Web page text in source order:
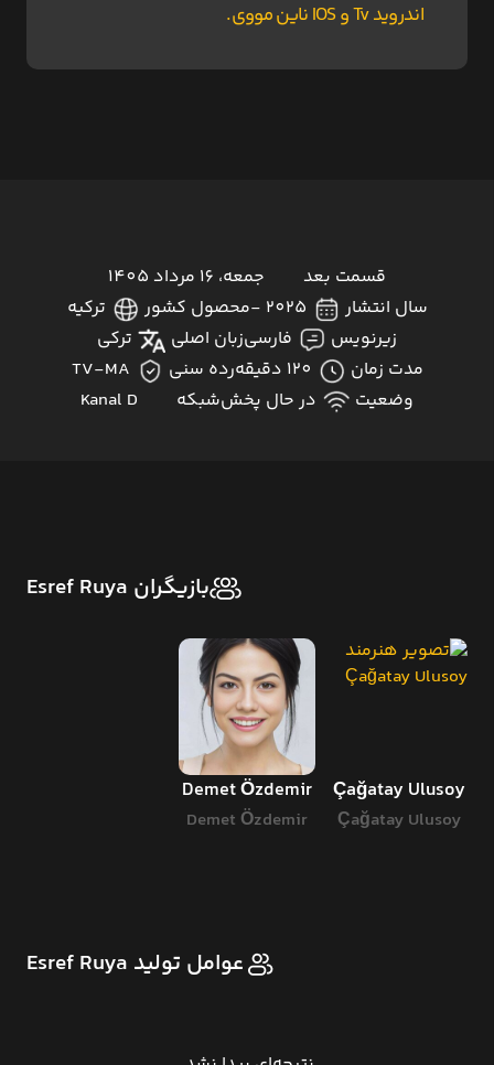
اندروید Tv و IOS ناین مووی.
قسمت بعد
جمعه، 16 مرداد 1405
سال انتشار
2025 - محصول کشور
ترکیه
زیرنویس
فارسیزبان اصلی
ترکی
مدت زمان
120 دقیقه رده سنی
TV-MA
وضعیت
در حال پخششبکه Kanal D
بازیگران Esref Ruya
Çağatay Ulusoy
Çağatay Ulusoy
Demet Özdemir
Demet Özdemir
عوامل تولید Esref Ruya